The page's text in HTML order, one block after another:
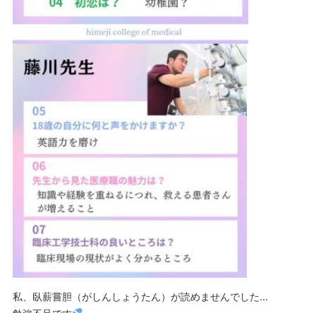
私、臥薪嘗胆（がしんしょうたん）が読めませんでした…